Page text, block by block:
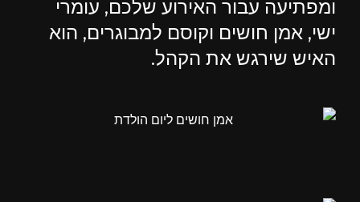
ומפתיעה עבור האירוע שלכם, עומרי
ישי, אמן חושים וקוסם למבוגרים, הוא
האיש שירגש את הקהל.